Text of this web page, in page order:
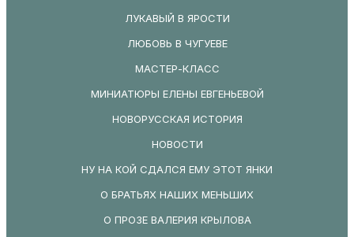
ЛУКАВЫЙ В ЯРОСТИ
ЛЮБОВЬ В ЧУГУЕВЕ
МАСТЕР-КЛАСС
МИНИАТЮРЫ ЕЛЕНЫ ЕВГЕНЬЕВОЙ
НОВОРУССКАЯ ИСТОРИЯ
НОВОСТИ
НУ НА КОЙ СДАЛСЯ ЕМУ ЭТОТ ЯНКИ
О БРАТЬЯХ НАШИХ МЕНЬШИХ
О ПРОЗЕ ВАЛЕРИЯ КРЫЛОВА